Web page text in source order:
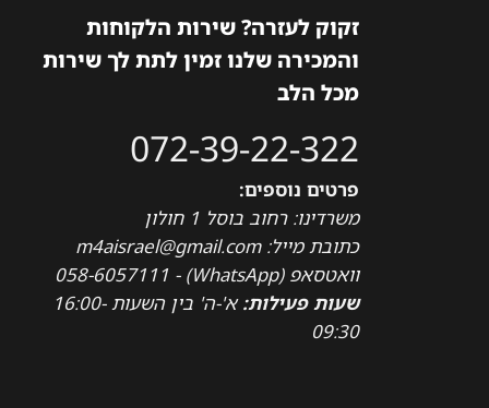
זקוק לעזרה? שירות הלקוחות
והמכירה שלנו זמין לתת לך שירות
מכל הלב
072-39-22-322
פרטים נוספים:
משרדינו: רחוב בוסל 1 חולון
כתובת מייל: m4aisrael@gmail.com
וואטסאפ (WhatsApp) - 058-6057111
שעות פעילות:
א'-ה' בין השעות 16:00-
09:30